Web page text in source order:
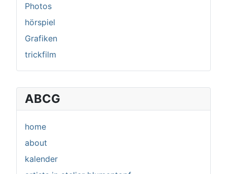
ABCG
home
about
kalender
Photos
hörspiel
Grafiken
trickfilm